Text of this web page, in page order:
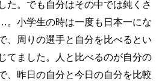
た。でも自分はその中では鈍くさ
。小学生の時は一度も日本一にな
、周りの選手と自分を比べるとい
てました。人と比べるのが自分の
、昨日の自分と今日の自分を比較